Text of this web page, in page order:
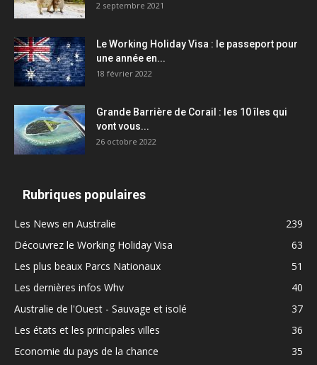
2 septembre 2021
Le Working Holiday Visa : le passeport pour
une année en...
18 février 2022
Grande Barrière de Corail : les 10 îles qui
vont vous...
26 octobre 2022
Rubriques populaires
Les News en Australie
239
Découvrez le Working Holiday Visa
63
Les plus beaux Parcs Nationaux
51
Les dernières infos Whv
40
Australie de l'Ouest - Sauvage et isolé
37
Les états et les principales villes
36
Economie du pays de la chance
35